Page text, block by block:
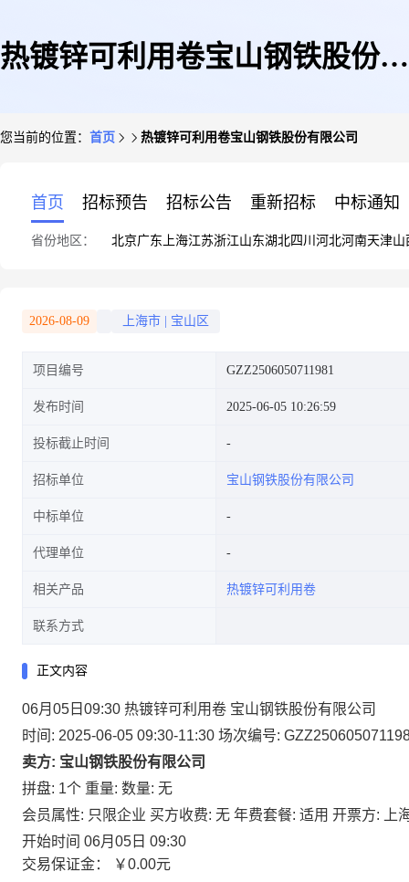
热镀锌可利用卷宝山钢铁股份有
您当前的位置： 首页 热镀锌可利用卷宝山钢铁股份有限公司
首页 招标预告 招标公告 重新招标 中标通知
省份地区： 北京广东 上海江苏浙江山东湖北四川 河北河南天津山
2026-08-09 上海市 宝山区
项目编号 GZZ2506050711981
发布时间 2025-06-05 10:26:59
投标截止时间
招标单位 宝山钢铁股份有限公司
中标单位
代理单位
相关产品 热镀锌可利用卷
联系方式
正文内容
06月05日09:30 热镀锌可利用卷 宝山钢铁股份有限公司
时间: 2025-06-05 09:30-11:30 场次编号:
卖方: 宝山钢铁股份有限公司
拼盘: 1个 重量: 数量: 无
会员属性: 只限企业 买方收费: 无 年费套餐: 适用 开票方: 上
开始时间 06月05日 09:30
交易保证金：
￥0.00元